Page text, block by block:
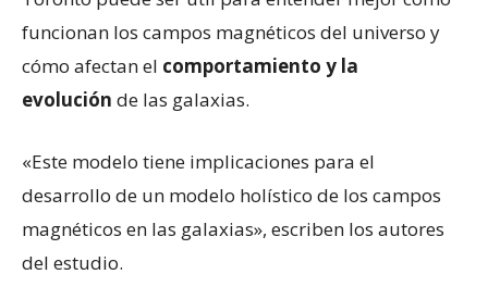
funcionan los campos magnéticos del universo y
cómo afectan el comportamiento y la
evolución de las galaxias.
«Este modelo tiene implicaciones para el
desarrollo de un modelo holístico de los campos
magnéticos en las galaxias», escriben los autores
del estudio.